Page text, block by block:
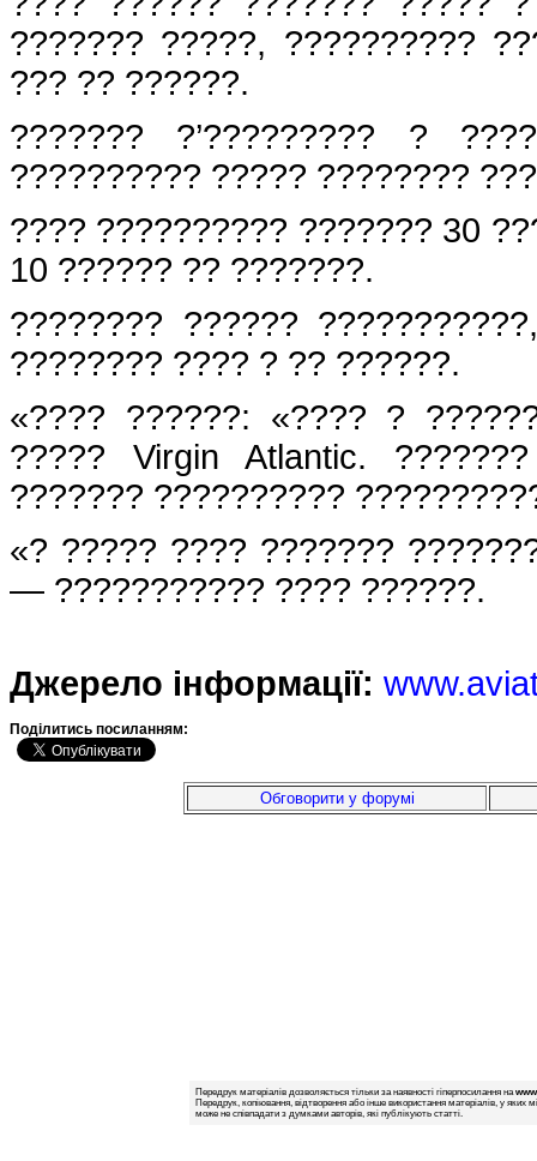
??????? ?????, ??????????
??? ?? ??????.
??????? ?’????????? ?
?????????? ????? ????????
???? ?????????? ??????? 30
10 ?????? ?? ???????.
???????? ??????
???????? ???? ? ?? ??????.
«???? ??????: «???? ?
????? Virgin Atlantic.
??????? ??????????
«? ????? ???? ???????
— ??????????? ???? ??????.
Джерело інформації:
Подiлитись посиланням:
Обговорити у форумі
Передрук матеріалів дозволяється тільки за наявності гіперпосилання на
Передрук, копіювання, відтворення або інше використання матеріалів, у яких
може не співпадати з думками авторів, які публікують статті.